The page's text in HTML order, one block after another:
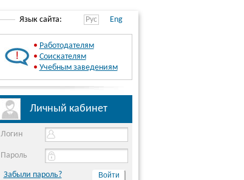
Язык сайта: Рус Eng
• Работодателям
• Соискателям
• Учебным заведениям
Личный кабинет
Логин
Пароль
Забыли пароль?